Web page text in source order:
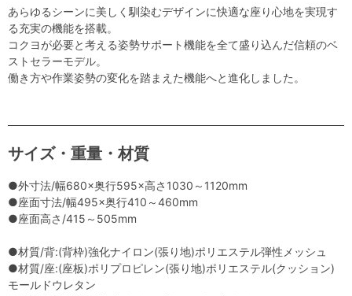
あらゆるシーンに美しく馴染むデザインに快適な座り心地を実現す
る充実の機能を搭載。
コクヨが必要と考える姿勢サポート機能を全て盛り込んだ信頼のベ
ストセラーモデル。
働き方や作業姿勢の変化を踏まえた機能へと進化しました。
サイズ・重量・材質
●外寸法/幅680×奥行595×高さ1030～1120mm
●座面寸法/幅495×奥行410～460mm
●座面高さ/415～505mm
●材質/背:(背枠)強化ナイロン(張り地)ポリエステル弾性メッシュ
●材質/座:(座板)ポリプロピレン(張り地)ポリエステル(クッション)
モールドウレタン